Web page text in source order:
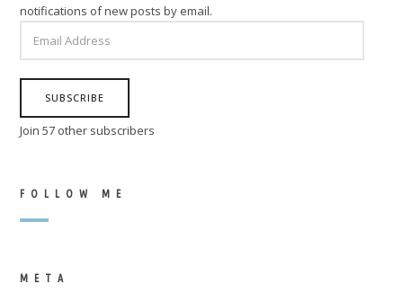
notifications of new posts by email.
ADDRESS
SUBSCRIBE
Join 57 other subscribers
FOLLOW ME
META